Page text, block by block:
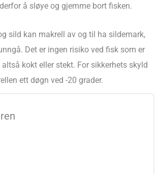
å sløye og gjemme bort fisken.
sild kan makrell av og til ha sildemark,
Det er ingen risiko ved fisk som er
kokt eller stekt. For sikkerhets skyld
ett døgn ved -20 grader.